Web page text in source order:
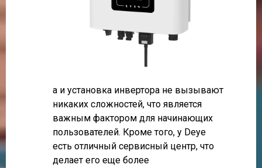
а и установка инвертора не вызывают
никаких сложностей, что является
важным фактором для начинающих
пользователей. Кроме того, у Deye
есть отличный сервисный центр, что
делает его еще более